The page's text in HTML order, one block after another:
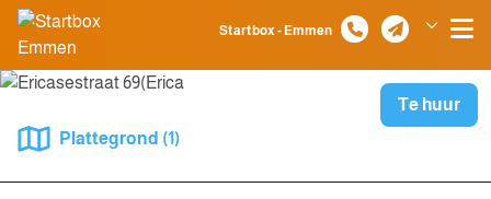
Spring naar inhoud
Startbox - Emmen
Te huur
Plattegrond (1)